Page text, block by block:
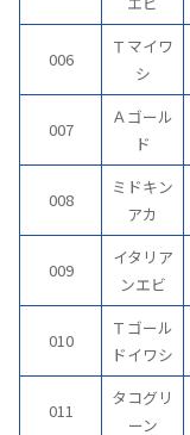
006
Ｔマイワ
シ
007
Ａゴール
ド
008
ミドキン
アカ
009
イタリア
ンエビ
010
Ｔゴール
ドイワシ
011
タコグリ
ーン